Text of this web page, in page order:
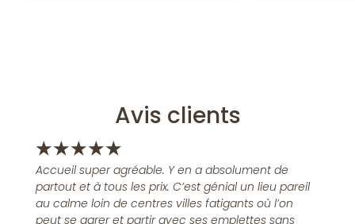
Avis clients
★★★★★
Accueil super agréable. Y en a absolument de
partout et à tous les prix. C’est génial un lieu pareil
au calme loin de centres villes fatigants où l’on
peut se garer et partir avec ses emplettes sans